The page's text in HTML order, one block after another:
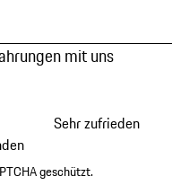
mit uns
Sehr zufrieden
geschützt.